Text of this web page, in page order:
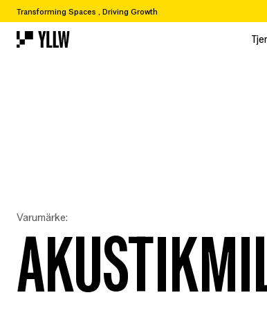
Transforming Spaces , Driving Growth
Varumärke: